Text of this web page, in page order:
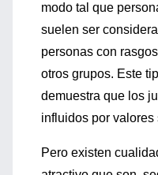
modo tal que
suelen ser
personas con
otros grupos. Este
demuestra que los
influidos por valores
Pero existen